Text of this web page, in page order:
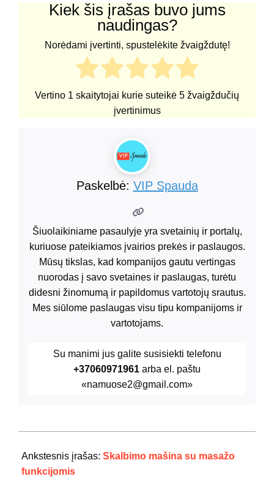
Kiek šis įrašas buvo jums
naudingas?
Norėdami įvertinti, spustelėkite žvaigždutę!
Vertino 1 skaitytojai kurie suteikė 5 žvaigždučių
įvertinimus
Paskelbė: VIP Spauda
Šiuolaikiniame pasaulyje yra svetainių ir portalų,
kuriuose pateikiamos įvairios prekės ir paslaugos.
Mūsų tikslas, kad kompanijos gautu vertingas
nuorodas į savo svetaines ir paslaugas, turėtu
didesni žinomumą ir papildomus vartotojų srautus.
Mes siūlome paslaugas visu tipu kompanijoms ir
vartotojams.
Su manimi jus galite susisiekti telefonu
+37060971961 arba el. paštu
«namuose2@gmail.com»
10-
16
Ankstesnis įrašas: Skalbimo mašina su masažo
funkcijomis